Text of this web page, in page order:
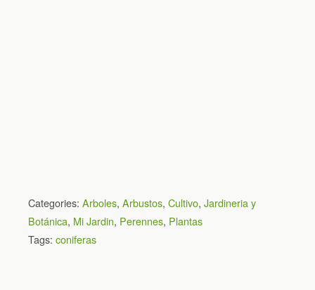
Categories: Arboles, Arbustos, Cultivo, Jardineria y
Botánica, Mi Jardin, Perennes, Plantas
Tags: coniferas